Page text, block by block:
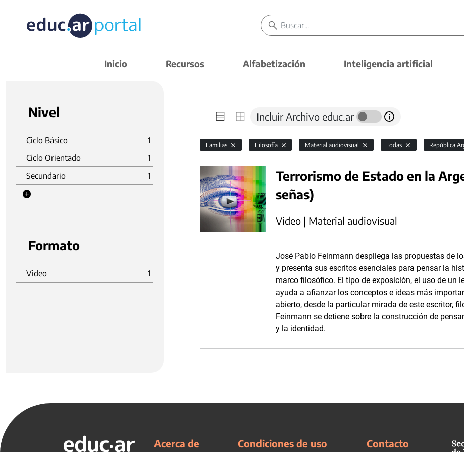
Inicio Recursos Alfabetización Inteligencia artificial
Nivel
Ciclo Básico
1
Ciclo Orientado
1
Secundario
1
Formato
Video 1
Incluir Archivo educ.ar
Familias Filosofía Material audiovisual Todas República
Terrorismo de Estado en la
señas)
Video | Material audiovisual
José Pablo Feinmann despliega las propuestas de
y presenta sus escritos esenciales para pensar la
marco filosófico. El tipo de exposición, el uso de un
ayuda a afianzar los conceptos e ideas más
abierto, desde la particular mirada de este escritor,
Feinmann se detiene sobre la construcción de
y la identidad.
Acerca de Condiciones de uso Contacto